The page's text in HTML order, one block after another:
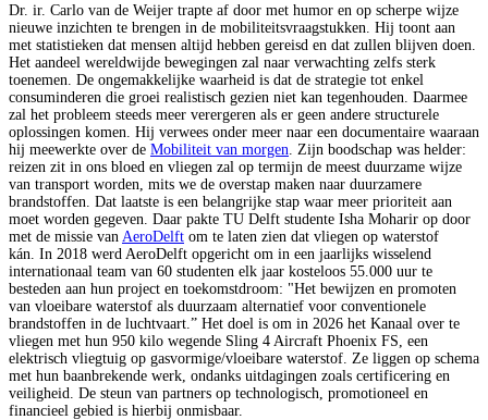
Dr. ir. Carlo van de Weijer trapte af door met humor en op scherpe wijze
nieuwe inzichten te brengen in de mobiliteitsvraagstukken. Hij toont aan
met statistieken dat mensen altijd hebben gereisd en dat zullen blijven doen.
Het aandeel wereldwijde bewegingen zal naar verwachting zelfs sterk
toenemen. De ongemakkelijke waarheid is dat de strategie tot enkel
consuminderen die groei realistisch gezien niet kan tegenhouden. Daarmee
zal het probleem steeds meer verergeren als er geen andere structurele
oplossingen komen. Hij verwees onder meer naar een documentaire waaraan
hij meewerkte over de Mobiliteit van morgen . Zijn boodschap was helder:
reizen zit in ons bloed en vliegen zal op termijn de meest duurzame wijze
van transport worden, mits we de overstap maken naar duurzamere
brandstoffen. Dat laatste is een belangrijke stap waar meer prioriteit aan
moet worden gegeven. Daar pakte TU Delft studente Isha Moharir op door
met de missie van AeroDelft om te laten zien dat vliegen op waterstof
kán. In 2018 werd AeroDelft opgericht om in een jaarlijks wisselend
internationaal team van 60 studenten elk jaar kosteloos 55.000 uur te
besteden aan hun project en toekomstdroom: "Het bewijzen en promoten
van vloeibare waterstof als duurzaam alternatief voor conventionele
brandstoffen in de luchtvaart.” Het doel is om in 2026 het Kanaal over te
vliegen met hun 950 kilo wegende Sling 4 Aircraft Phoenix FS, een
elektrisch vliegtuig op gasvormige/vloeibare waterstof. Ze liggen op schema
met hun baanbrekende werk, ondanks uitdagingen zoals certificering en
veiligheid. De steun van partners op technologisch, promotioneel en
financieel gebied is hierbij onmisbaar.